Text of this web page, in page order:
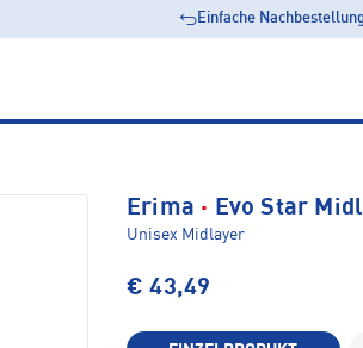
Einfache Nachbestellung
Erima · Evo Star
Unisex Midlayer
€ 43,49